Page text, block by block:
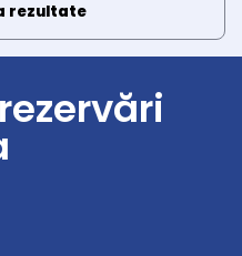
rezultate